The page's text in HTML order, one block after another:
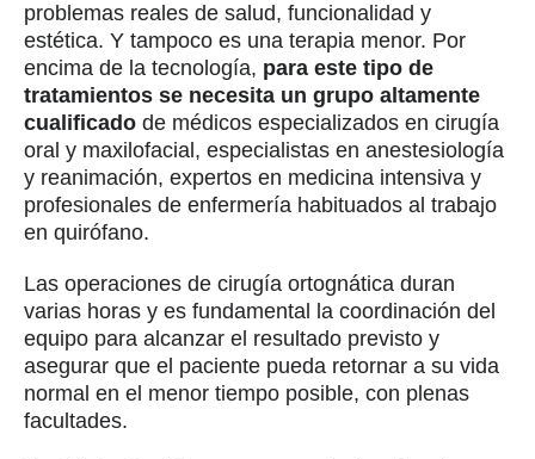
problemas reales de salud, funcionalidad y
estética. Y tampoco es una terapia menor. Por
encima de la tecnología, para este tipo de
tratamientos se necesita un grupo altamente
cualificado de médicos especializados en cirugía
oral y maxilofacial, especialistas en anestesiología
y reanimación, expertos en medicina intensiva y
profesionales de enfermería habituados al trabajo
en quirófano.
Las operaciones de cirugía ortognática duran
varias horas y es fundamental la coordinación del
equipo para alcanzar el resultado previsto y
asegurar que el paciente pueda retornar a su vida
normal en el menor tiempo posible, con plenas
facultades.